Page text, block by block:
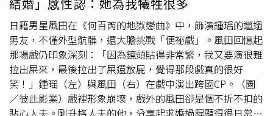
言，如今鄉下佃農在農地蓋屋、堆放廢棄物、轉租當「二房
東」等「不自任耕作」行為滿天飛，反觀所謂「地主」在多
代繼承分割後，根本就只是一般「小資」族，然而「佃農」
幾十年來蠶食鯨吞成了大片土地，卻不像「低收入戶」等有
明確財產與收入解除身分限制，只要一取得佃農身分「就享
一輩子福利了」。蔡岳臻直指，其實大法官釋字第580號早
就點出「三七五條例」關於地主收回土地需補償承租人等規
定根本是法條侵害所有權，但行政院數度提出部分條文修正
日籍男星風田在《何百芮的地獄戀曲》中，飾演鍾瑶的邋遢
男友，不僅外型骯髒，還大膽挑戰「便祕戲」。風田回憶起
那場戲仍印象深刻：「因為鏡頭貼得非常緊，我又要演很難
拉出屎來，最後拉出了屎還放屁，覺得那段戲真的很好
笑！」鍾瑶（左）與風田（右）在戲中演出跨國CP。（圖
／彼此影業）戲裡形象崩壞，戲外的風田卻是個不折不扣的
貼心人夫。剛升格人夫的他，分享起求婚過程顯得很日常，